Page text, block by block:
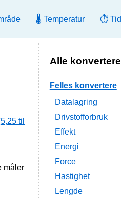
🌡️ Temperatur ⏱️ Tid
til
måler
Alle konvertere
Felles konvertere
Datalagring
Drivstofforbruk
Effekt
Energi
Force
Hastighet
Lengde